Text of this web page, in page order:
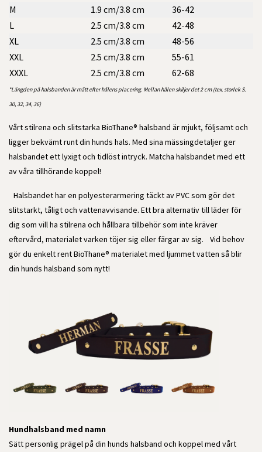
M
1.9 cm/3.8 cm
36-42
L
2.5 cm/3.8 cm
42-48
XL
2.5 cm/3.8 cm
48-56
XXL
2.5 cm/3.8 cm
55-61
XXXL
2.5 cm/3.8 cm 62-68
*Längden på halsbanden är mätt efter hålens placering. Mellan hålen skiljer det 2 cm (tex. storlek S.
30, 32, 34, 36)
Vårt stilrena och slitstarka BioThane® halsband är mjukt, följsamt och
ligger bekvämt runt din hunds hals. Med sina mässingdetaljer ger
halsbandet ett lyxigt och tidlöst intryck. Matcha halsbandet med ett
av våra tillhörande koppel!
Halsbandet har en polyesterarmering täckt av PVC som gör det
slitstarkt, tåligt och vattenavvisande. Ett bra alternativ till läder för
dig som vill ha stilrena och hållbara tillbehör som inte kräver
eftervård, materialet varken töjer sig eller färgar av sig. Vid behov
gör du enkelt rent BioThane® materialet med ljummet vatten så blir
din hunds halsband som nytt!
Hundhalsband med namn
Sätt personlig prägel på din hunds halsband och koppel med vårt